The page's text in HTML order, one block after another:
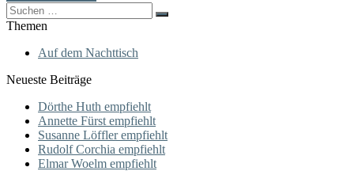
Search
for:
Themen
Auf dem Nachttisch
Neueste Beiträge
Dörthe Huth empfiehlt
Annette Fürst empfiehlt
Susanne Löffler empfiehlt
Rudolf Corchia empfiehlt
Elmar Woelm empfiehlt